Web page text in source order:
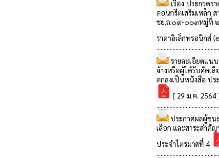
เรื่อง ประกวดร
คอนกรีตเสริมเหล็ก
ชย.ถ.๐๙-๐๐๓หมู่ที่ ๒
ราคาอิเล็กทรอนิกส์
รายละเอียดแน
จ้างหรือผู้ได้รับคัดเ
ตกลงเป็นหนังสือ ปร
[ 29 ม.ค. 2564
ประกาศผลผู้ชน
เลือก และสาระสำคั
ประจำไตรมาสที่ 4